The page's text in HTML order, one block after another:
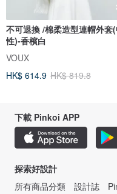
不可退換 /棉柔造型連帽外套
性)-香檳白
VOUX
HK$ 614.9 HK$ 819.8
下載 Pinkoi APP
探索好設計
所有商品分類
設計誌